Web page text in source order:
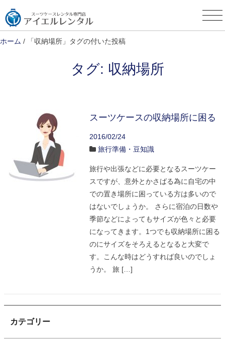
to
content
ホーム / 「収納場所」タグの付いた投稿
タグ: 収納場所
スーツケースの収納場所に困る
2016/02/24
旅行準備・豆知識
旅行や出張などに必要となるスーツケー
スですが、意外とかさばる為に自宅の中
での置き場所に困っている方は多いので
はないでしょうか。 さらに宿泊の日数や
季節などによってもサイズが色々と必要
になってきます。1つでも収納場所に困る
のにサイズをそろえるとなると大変で
す。こんな時はどうすれば良いのでしょ
うか。 旅 […]
カテゴリー